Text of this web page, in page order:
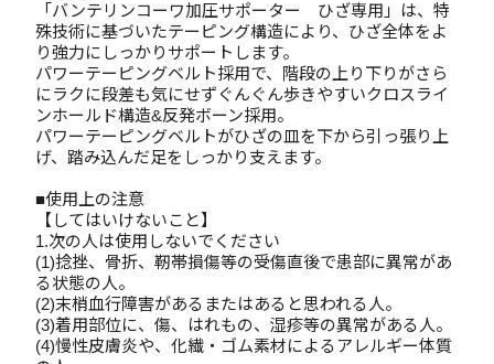
「バンテリンコーワ加圧サポーター ひざ専用」は、特
殊技術に基づいたテーピング構造により、ひざ全体をよ
り強力にしっかりサポートします。
パワーテーピングベルト採用で、階段の上り下りがさら
にラクに段差も気にせずぐんぐん歩きやすいクロスライ
ンホールド構造&反発ボーン採用。
パワーテーピングベルトがひざの皿を下から引っ張り上
げ、踏み込んだ足をしっかり支えます。
■使用上の注意
【してはいけないこと】
1.次の人は使用しないでください
(1)捻挫、骨折、靭帯損傷等の受傷直後で患部に異常があ
る状態の人。
(2)末梢血行障害があるまたはあると思われる人。
(3)着用部位に、傷、はれもの、湿疹等の異常がある人。
(4)慢性皮膚炎や、化繊・ゴム素材によるアレルギー体質